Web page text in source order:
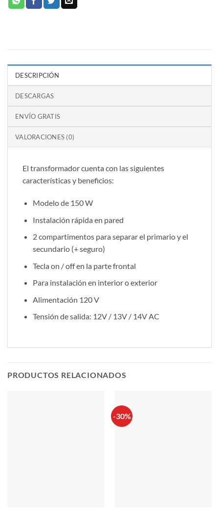
DESCRIPCIÓN
DESCARGAS
ENVÍO GRATIS
VALORACIONES (0)
El transformador cuenta con las siguientes
características y beneficios:
Modelo de 150 W
Instalación rápida en pared
2 compartimentos para separar el primario y el
secundario (+ seguro)
Tecla on / off en la parte frontal
Para instalación en interior o exterior
Alimentación 120 V
Tensión de salida: 12V / 13V / 14V AC
PRODUCTOS RELACIONADOS
-30%